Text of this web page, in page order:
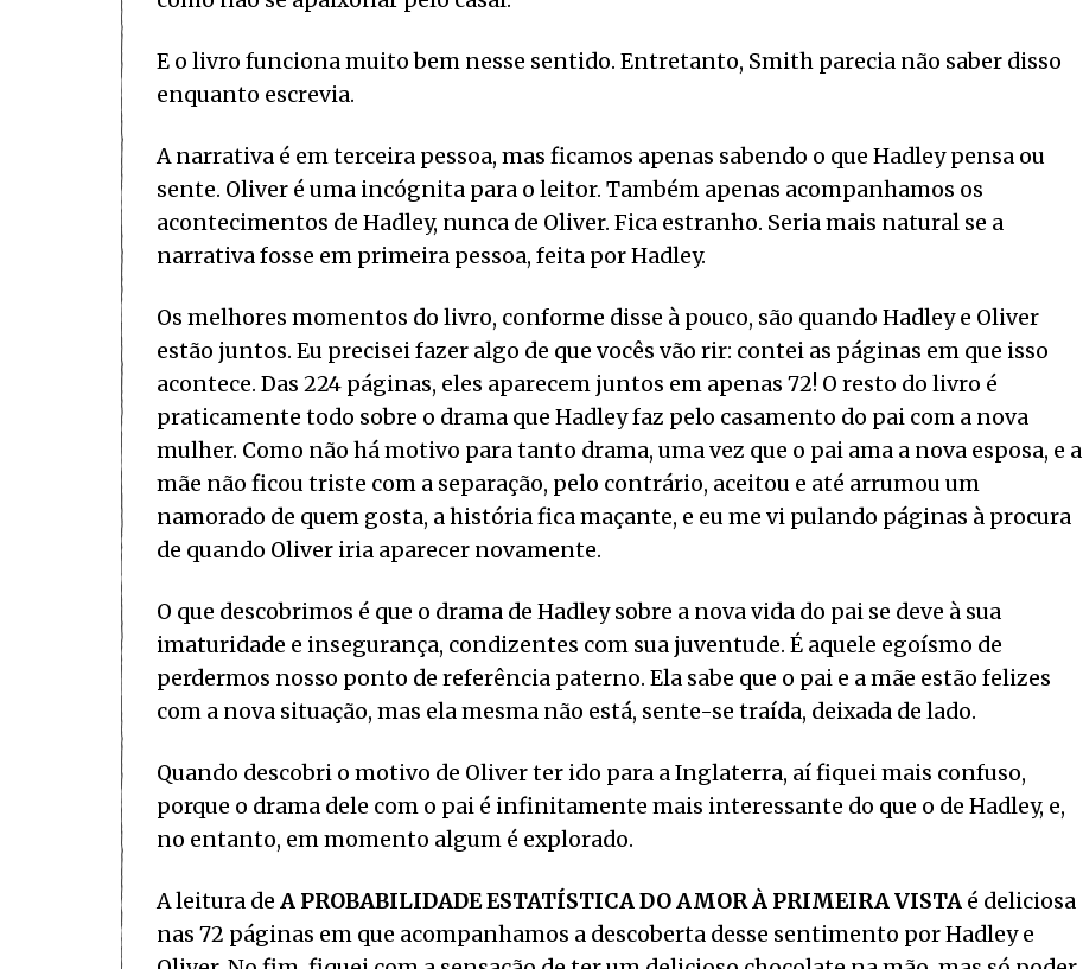
E o livro funciona muito bem nesse sentido. Entretanto, Smith parecia não saber disso
enquanto escrevia.
A narrativa é em terceira pessoa, mas ficamos apenas sabendo o que Hadley pensa ou
sente. Oliver é uma incógnita para o leitor. Também apenas acompanhamos os
acontecimentos de Hadley, nunca de Oliver. Fica estranho. Seria mais natural se a
narrativa fosse em primeira pessoa, feita por Hadley.
Os melhores momentos do livro, conforme disse à pouco, são quando Hadley e Oliver
estão juntos. Eu precisei fazer algo de que vocês vão rir: contei as páginas em que isso
acontece. Das 224 páginas, eles aparecem juntos em apenas 72! O resto do livro é
praticamente todo sobre o drama que Hadley faz pelo casamento do pai com a nova
mulher. Como não há motivo para tanto drama, uma vez que o pai ama a nova esposa, e a
mãe não ficou triste com a separação, pelo contrário, aceitou e até arrumou um
namorado de quem gosta, a história fica maçante, e eu me vi pulando páginas à procura
de quando Oliver iria aparecer novamente.
O que descobrimos é que o drama de Hadley sobre a nova vida do pai se deve à sua
imaturidade e insegurança, condizentes com sua juventude. É aquele egoísmo de
perdermos nosso ponto de referência paterno. Ela sabe que o pai e a mãe estão felizes
com a nova situação, mas ela mesma não está, sente-se traída, deixada de lado.
Quando descobri o motivo de Oliver ter ido para a Inglaterra, aí fiquei mais confuso,
porque o drama dele com o pai é infinitamente mais interessante do que o de Hadley, e,
no entanto, em momento algum é explorado.
A leitura de A PROBABILIDADE ESTATÍSTICA DO AMOR À PRIMEIRA VISTA é deliciosa
nas 72 páginas em que acompanhamos a descoberta desse sentimento por Hadley e